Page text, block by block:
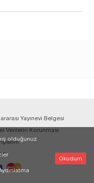
Yayınevi Belgesi
Verilerin Korunması
olduğunuz
Okudum